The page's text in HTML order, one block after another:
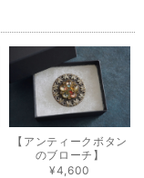
【アンティークボタン
のブローチ】
¥4,600